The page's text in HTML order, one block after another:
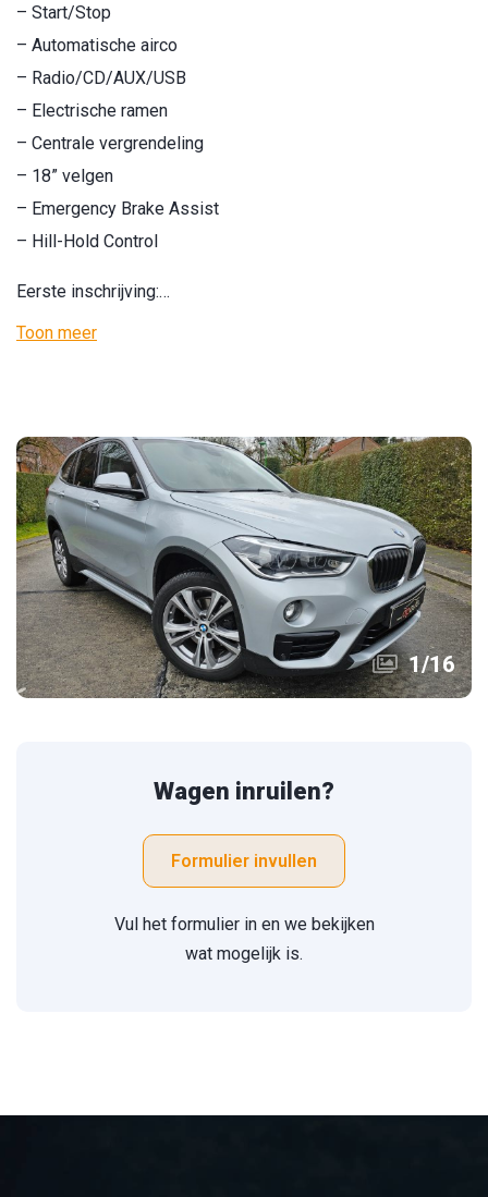
– Start/Stop
– Automatische airco
– Radio/CD/AUX/USB
– Electrische ramen
– Centrale vergrendeling
– 18” velgen
– Emergency Brake Assist
– Hill-Hold Control
Eerste inschrijving:…
Toon meer
1/16
Wagen inruilen?
Formulier invullen
Vul het formulier in en we bekijken
wat mogelijk is.